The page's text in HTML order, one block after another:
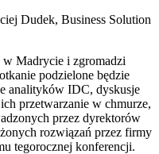
Dudek, Business Solution
w Madrycie i zgromadzi
podzielone będzie
analityków IDC, dyskusje
przetwarzanie w chmurze,
przez dyrektorów
rozwiązań przez firmy
tegorocznej konferencji.